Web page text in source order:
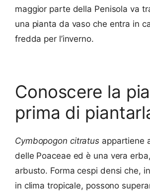
maggior parte della Penisola va
una pianta da vaso che entra in
fredda per l’inverno.
Conoscere la
prima di
Cymbopogon citratus appartiene
delle Poaceae ed è una vera
arbusto. Forma cespi densi che,
in clima tropicale, possono